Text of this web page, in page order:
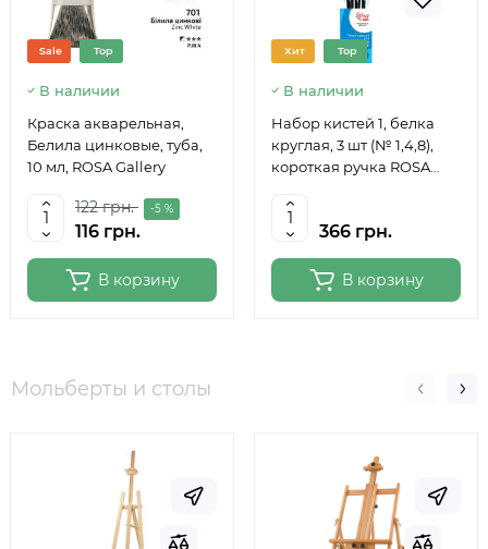
Sale Top
В наличии
Краска акварельная,
Белила цинковые, туба,
10 мл, ROSA Gallery
122 грн. -5 %
116 грн.
В корзину
Хит Top
В наличии
Набор кистей 1, белка
круглая, 3 шт (№ 1,4,8),
короткая ручка ROSA
366 грн.
В корзину
Мольберты и столы